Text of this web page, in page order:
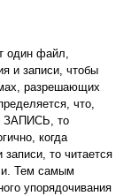
один файл,
и записи, чтобы
разрешающих
что,
ЗАПИСЬ, то
когда
то читается
Тем самым
упорядочивания